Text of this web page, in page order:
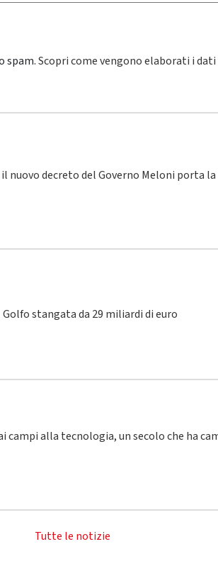
spam.Scopri come vengono elaborati i
nuovo decreto del Governo Meloni porta la
Golfo stangata da 29 miliardi di euro
campi alla tecnologia, un secolo che ha
Tutte le notizie